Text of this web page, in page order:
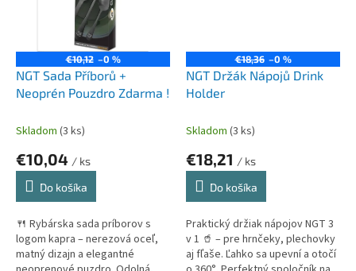
€10,12 –0 %
NGT Sada Příborů +
Neoprén Pouzdro Zdarma !
Skladom (3 ks)
€10,04 / ks
Do košíka
🍴 Rybárska sada príborov s
logom kapra – nerezová oceľ,
matný dizajn a elegantné
€18,36 –0 %
NGT Držák Nápojů Drink
Holder
Skladom (3 ks)
€18,21 / ks
Do košíka
Praktický držiak nápojov NGT 3
v 1 🥤 – pre hrnčeky, plechovky
aj fľaše. Ľahko sa upevní a otočí